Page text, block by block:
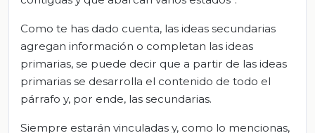
Como te has dado cuenta, las ideas secundarias
agregan información o completan las ideas
primarias, se puede decir que a partir de las ideas
primarias se desarrolla el contenido de todo el
párrafo y, por ende, las secundarias.
Siempre estarán vinculadas y, como lo mencionas,